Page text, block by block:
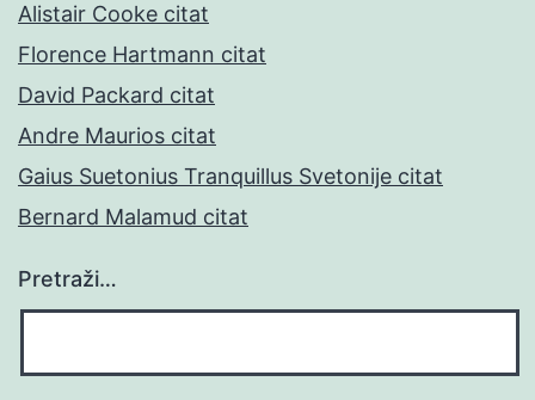
Alistair Cooke citat
Florence Hartmann citat
David Packard citat
Andre Maurios citat
Gaius Suetonius Tranquillus Svetonije citat
Bernard Malamud citat
Pretraži…